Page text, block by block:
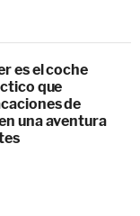
es el coche
que
de
una aventura